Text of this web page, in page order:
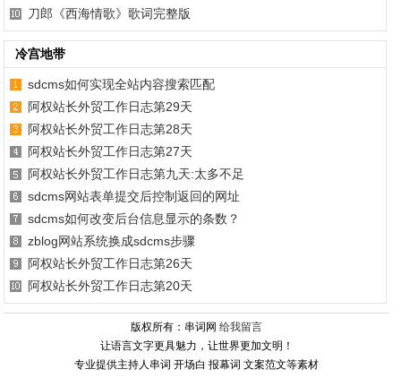
刀郎《西海情歌》歌词完整版
冷宫地带
sdcms如何实现全站内容搜索匹配
阿权站长外贸工作日志第29天
阿权站长外贸工作日志第28天
阿权站长外贸工作日志第27天
阿权站长外贸工作日志第九天:太多不足
sdcms网站表单提交后控制返回的网址
sdcms如何改变后台信息显示的条数？
zblog网站系统换成sdcms步骤
阿权站长外贸工作日志第26天
阿权站长外贸工作日志第20天
版权所有：串词网给我留言
让语言文字更具魅力，让世界更加文明！
专业提供主持人串词 开场白 报幕词 文案范文等素材